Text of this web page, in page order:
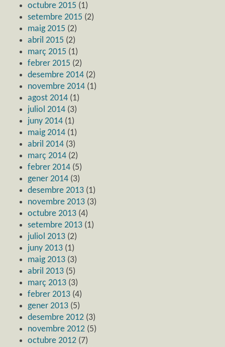
octubre 2015 (1)
setembre 2015 (2)
maig 2015 (2)
abril 2015 (2)
març 2015 (1)
febrer 2015 (2)
desembre 2014 (2)
novembre 2014 (1)
agost 2014 (1)
juliol 2014 (3)
juny 2014 (1)
maig 2014 (1)
abril 2014 (3)
març 2014 (2)
febrer 2014 (5)
gener 2014 (3)
desembre 2013 (1)
novembre 2013 (3)
octubre 2013 (4)
setembre 2013 (1)
juliol 2013 (2)
juny 2013 (1)
maig 2013 (3)
abril 2013 (5)
març 2013 (3)
febrer 2013 (4)
gener 2013 (5)
desembre 2012 (3)
novembre 2012 (5)
octubre 2012 (7)